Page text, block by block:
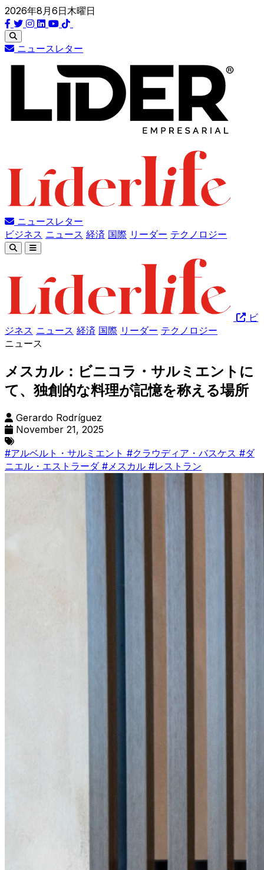
2026年8月6日木曜日
ニュースレター
ニュースレター
ビジネス ニュース 経済 国際 リーダー テクノロジー
ビ
ジネス ニュース 経済 国際 リーダー テクノロジー
ニュース
メスカル：ビニコラ・サルミエントに
て、独創的な料理が記憶を称える場所
Gerardo Rodríguez
November 21, 2025
#アルベルト・サルミエント #クラウディア・バスケス #ダ
ニエル・エストラーダ #メスカル #レストラン